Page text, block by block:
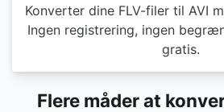
Konverter dine FLV-filer til AVI
Ingen registrering, ingen
gratis.
Flere måder at